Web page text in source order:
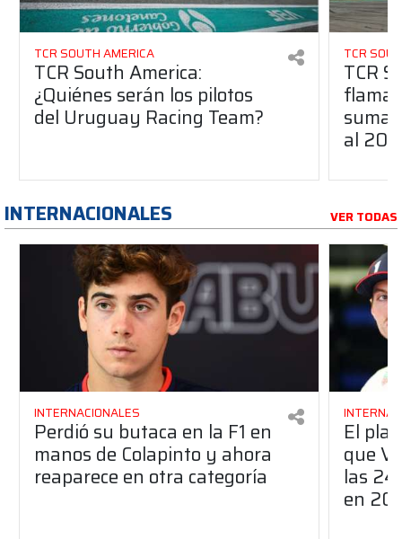
TCR SOUTH AMERICA
TCR South America:
¿Quiénes serán los pilotos
del Uruguay Racing Team?
TCR
TCR
suma
al
INTERNACIONALES VER TODAS
INTERNACIONALES
Perdió su butaca en la F1 en
manos de Colapinto y ahora
reaparece en otra categoría
El
que
las
en